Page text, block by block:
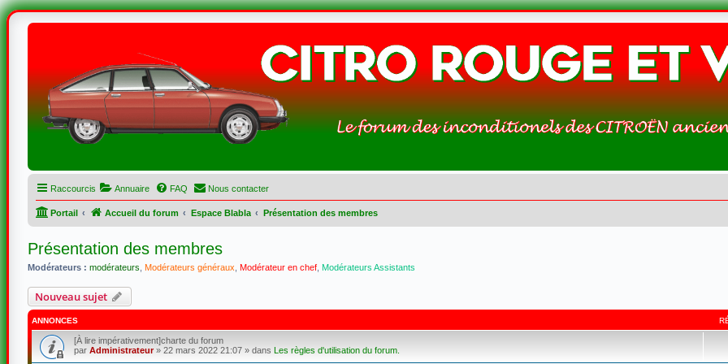
Raccourcis Annuaire FAQ Nous contacter
Portail Accueil du forum Espace Blabla Présentation des membres
Présentation des membres
Modérateurs : modérateurs Modérateurs généraux Modérateur en chef, Modérateurs Assistants
Nouveau sujet
ANNONCES
[À lire impérativement]charte du forum
par Administrateur» 22 mars 2022 21:07» dans Les règles d'utilisation du forum.